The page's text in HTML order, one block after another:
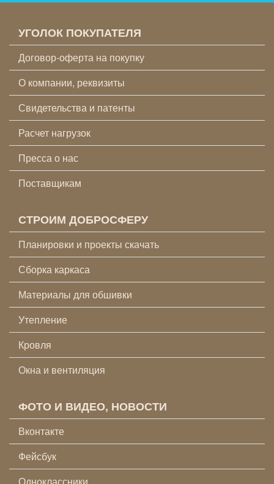
УГОЛОК ПОКУПАТЕЛЯ
Договор-оферта на покупку
О компании, реквизиты
Свидетельства и патенты
Расчет нагрузок
Пресса о нас
Поставщикам
СТРОИМ ДОБРОСФЕРУ
Планировки и проекты скачать
Сборка каркаса
Материалы для обшивки
Утепление
Кровля
Окна и вентиляция
ФОТО И ВИДЕО, НОВОСТИ
Вконтакте
Фейсбук